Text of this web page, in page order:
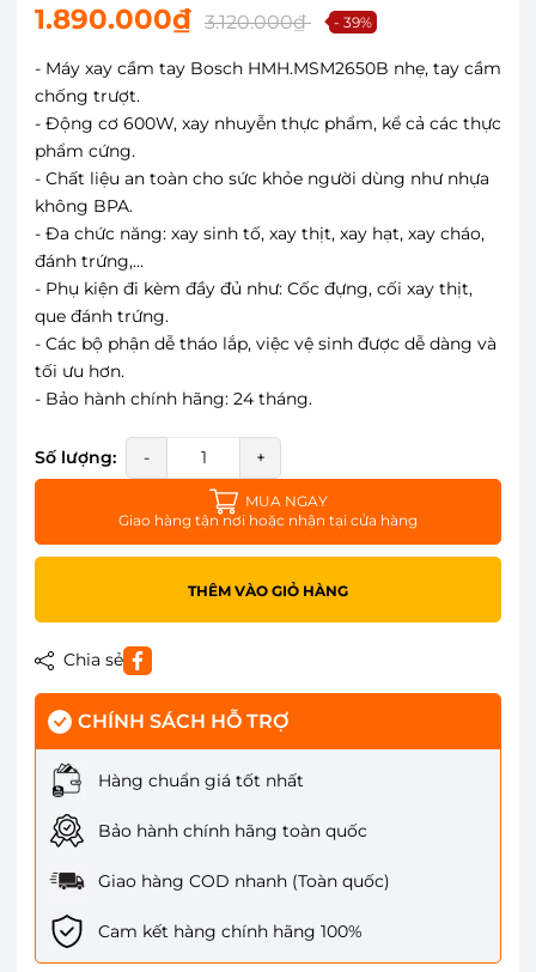
1.890.000₫ 3.120.000₫ - 39%
- Máy xay cầm tay Bosch HMH.MSM2650B nhẹ, tay cầm
chống trượt.
- Động cơ 600W, xay nhuyễn thực phẩm, kể cả các thực
phẩm cứng.
- Chất liệu an toàn cho sức khỏe người dùng như nhựa
không BPA.
- Đa chức năng: xay sinh tố, xay thịt, xay hạt, xay cháo,
đánh trứng,...
- Phụ kiện đi kèm đầy đủ như: Cốc đựng, cối xay thịt,
que đánh trứng.
- Các bộ phận dễ tháo lắp, việc vệ sinh được dễ dàng và
tối ưu hơn.
- Bảo hành chính hãng: 24 tháng.
Số lượng: - +
MUA NGAY
Giao hàng tận nơi hoặc nhận tại cửa hàng
THÊM VÀO GIỎ HÀNG
Chia sẻ
CHÍNH SÁCH HỖ TRỢ
Hàng chuẩn giá tốt nhất
Bảo hành chính hãng toàn quốc
Giao hàng COD nhanh (Toàn quốc)
Cam kết hàng chính hãng 100%